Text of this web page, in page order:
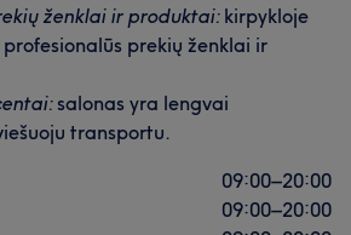
ženklai ir produktai: kirpykloje
prekių ženklai ir
salonas yra lengvai
transportu.
09:00–20:00
09:00–20:00